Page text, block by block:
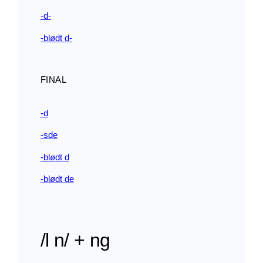
-d-
-blødt d-
FINAL
-d
-sde
-blødt d
-blødt de
/l n/ + ng